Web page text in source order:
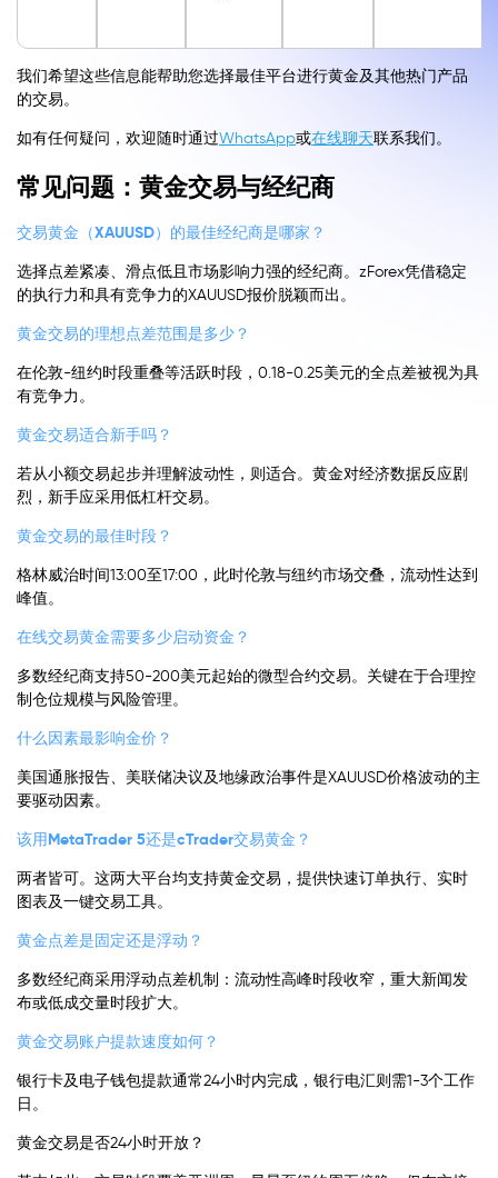
我们希望这些信息能帮助您选择最佳平台进行黄金及其他热门产品
的交易。
如有任何疑问，欢迎随时通过WhatsApp或在线聊天联系我们。
常见问题：黄金交易与经纪商
交易黄金（XAUUSD）的最佳经纪商是哪家？
选择点差紧凑、滑点低且市场影响力强的经纪商。zForex凭借稳定
的执行力和具有竞争力的XAUUSD报价脱颖而出。
黄金交易的理想点差范围是多少？
在伦敦-纽约时段重叠等活跃时段，0.18-0.25美元的全点差被视为具
有竞争力。
黄金交易适合新手吗？
若从小额交易起步并理解波动性，则适合。黄金对经济数据反应剧
烈，新手应采用低杠杆交易。
黄金交易的最佳时段？
格林威治时间13:00至17:00，此时伦敦与纽约市场交叠，流动性达到
峰值。
在线交易黄金需要多少启动资金？
多数经纪商支持50-200美元起始的微型合约交易。关键在于合理控
制仓位规模与风险管理。
什么因素最影响金价？
美国通胀报告、美联储决议及地缘政治事件是XAUUSD价格波动的主
要驱动因素。
该用MetaTrader 5还是cTrader交易黄金？
两者皆可。这两大平台均支持黄金交易，提供快速订单执行、实时
图表及一键交易工具。
黄金点差是固定还是浮动？
多数经纪商采用浮动点差机制：流动性高峰时段收窄，重大新闻发
布或低成交量时段扩大。
黄金交易账户提款速度如何？
银行卡及电子钱包提款通常24小时内完成，银行电汇则需1-3个工作
日。
黄金交易是否24小时开放？